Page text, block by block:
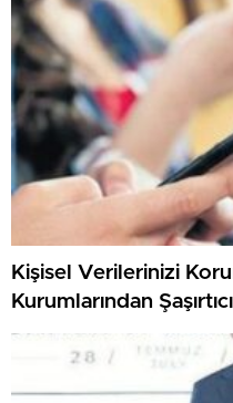
Kişisel Verilerinizi
Kurumlarından